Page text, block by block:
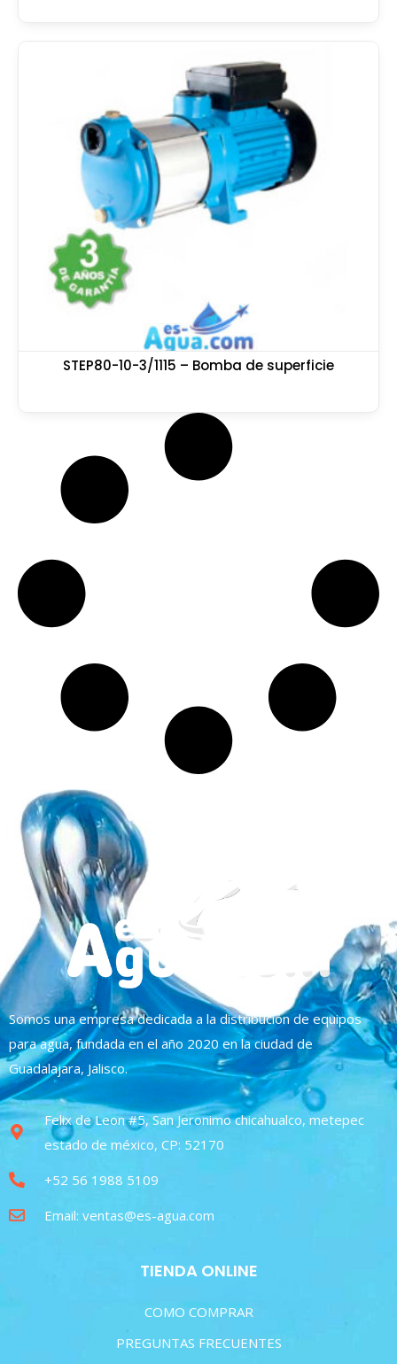
STEP80-10-3/1115 – Bomba de superficie
Somos una empresa dedicada a la distribución de equipos
para agua, fundada en el año 2020 en la ciudad de
Guadalajara, Jalisco.
Felix de Leon #5, San Jeronimo chicahualco, metepec
estado de méxico, CP: 52170
+52 56 1988 5109
Email: ventas@es-agua.com
TIENDA ONLINE
COMO COMPRAR
PREGUNTAS FRECUENTES